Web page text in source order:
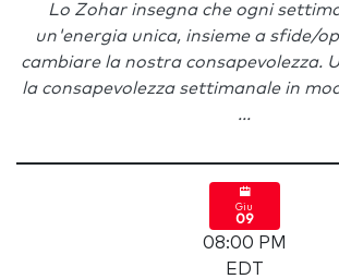
Lo Zohar insegna che ogni
un'energia unica, insieme a sfide/
cambiare la nostra consapevolezza.
la consapevolezza settimanale in
...
Giu
09
08:00 PM
EDT